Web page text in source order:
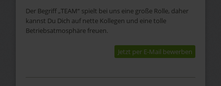
Der Begriff „TEAM“ spielt bei uns eine große Rolle, daher
kannst Du Dich auf nette Kollegen und eine tolle
Betriebsatmosphäre freuen.
Jetzt per E-Mail bewerben